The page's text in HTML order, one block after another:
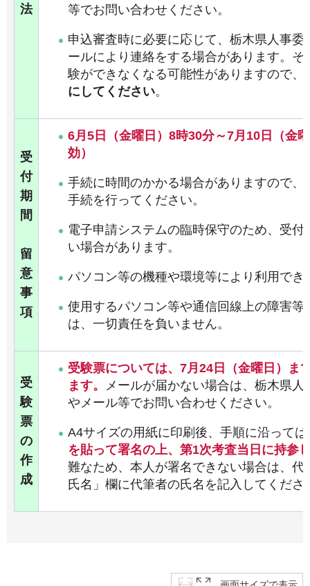
法
等でお問い合わせください。
申込審査時に必要に応じて、栃木県人事
ールにより連絡をする場合があります。
験ができなくなる可能性がありますので、
にしてください。
受
付
期
間
留
意
事
項
6月5日（金曜日）8時30分～7月10日（金
効）
手続に時間のかかる場合がありますので、
手続を行ってください。
電子申請システムの臨時保守のため、受
い場合があります。
パソコン等の機種や環境等により利用でき
使用するパソコン等や通信回線上の障害等
は、一切責任を負いません。
受
験
票
の
作
成
受験票については、7月24日（金曜日）ま
ます。
メールが届かない場合は、栃木県
やメール等でお問い合わせください。
A4サイズの用紙に印刷後、手順に沿って
を貼って署名の上、第1次考査当日に持参
難なため、本人が署名できない場合は、代
氏名」欄に代筆者の氏名を記入してくださ